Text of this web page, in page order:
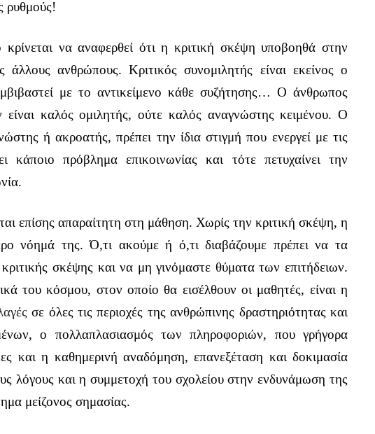
ρυθμούς!
να αναφερθεί ότι η κριτική σκέψη υποβοηθά στην
άλλους ανθρώπους. Κριτικός συνομιλητής είναι εκείνος ο
με το αντικείμενο κάθε συζήτησης… Ο άνθρωπος
είναι καλός ομιλητής, ούτε καλός αναγνώστης κειμένου. Ο
ή ακροατής, πρέπει την ίδια στιγμή που ενεργεί με τις
κάποιο πρόβλημα επικοινωνίας και τότε πετυχαίνει την
επίσης απαραίτητη στη μάθηση. Χωρίς την κριτική σκέψη, η
νόημά της. Ό,τι ακούμε ή ό,τι διαβάζουμε πρέπει να τα
σκέψης και να μη γινόμαστε θύματα των επιτήδειων.
του κόσμου, στον οποίο θα εισέλθουν οι μαθητές, είναι η
σε όλες τις περιοχές της ανθρώπινης δραστηριότητας και
ο πολλαπλασιασμός των πληροφοριών, που γρήγορα
και η καθημερινή αναδόμηση, επανεξέταση και δοκιμασία
λόγους και η συμμετοχή του σχολείου στην ενδυνάμωση της
μείζονος σημασίας.